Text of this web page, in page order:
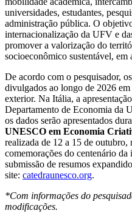
universidades, estudantes,
administração pública. O
internacionalização da UFV e
promover a valorização do
socioeconômico sustentável,
De acordo com o pesquisador,
divulgados ao longo de 2026
exterior. Na Itália, a
Departamento de Economia da
os dados serão apresentados
UNESCO em Economia
realizada de 12 a 15 de outubro,
comemorações do centenário
submissão de resumos
site: catedraunesco.org.
*Com informações do
modificações.